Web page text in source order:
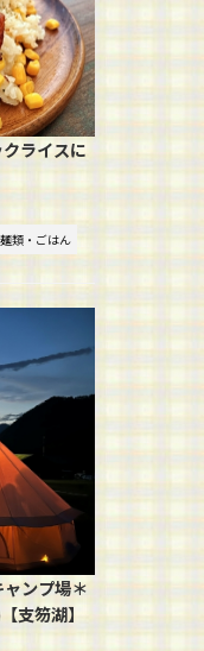
クライスに
麺類・ごはん
ャンプ場＊
支笏湖】